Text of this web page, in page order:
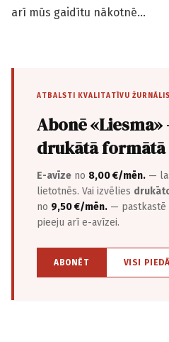
arī mūs gaidītu nākotnē…
ATBALSTI KVALITATĪVU
Abonē
drukātā formātā
E-avīze no 8,00 €/mēn. —
lietotnēs. Vai izvēlies
no 9,50 €/mēn. — pastkastē
pieeju arī e-avīzei.
ABONĒT VISI